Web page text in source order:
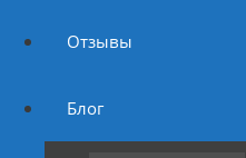
Отзывы
Блог